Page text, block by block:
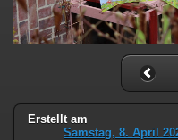
Erstellt am
Samstag, 8. April